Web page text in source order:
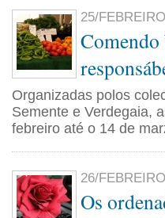
25/
Comendo
Organizadas polos
Semente e Verdegaia,
febreiro até o 14 de
26/
Os